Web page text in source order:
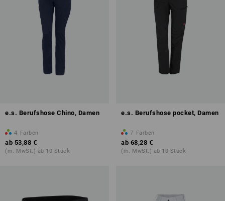
e.s. Berufshose Chino, Damen
4 Farben
ab 53,88 €
(m. MwSt.) ab 10 Stück
e.s. Berufshose pocket, Damen
7 Farben
ab 68,28 €
(m. MwSt.) ab 10 Stück